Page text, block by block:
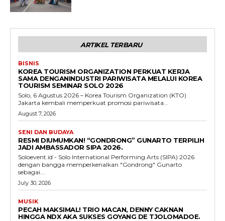
ARTIKEL TERBARU
BISNIS
KOREA TOURISM ORGANIZATION PERKUAT KERJA
SAMA DENGANINDUSTRI PARIWISATA MELALUI KOREA
TOURISM SEMINAR SOLO 2026
Solo, 6 Agustus 2026 – Korea Tourism Organization (KTO)
Jakarta kembali memperkuat promosi pariwisata...
August 7, 2026
SENI DAN BUDAYA
RESMI DIUMUMKAN! “GONDRONG” GUNARTO TERPILIH
JADI AMBASSADOR SIPA 2026.
Soloevent.id - Solo International Performing Arts (SIPA) 2026
dengan bangga memperkenalkan "Gondrong" Gunarto
sebagai...
July 30, 2026
MUSIK
PECAH MAKSIMAL! TRIO MACAN, DENNY CAKNAN
HINGGA NDX AKA SUKSES GOYANG DE TJOLOMADOE.